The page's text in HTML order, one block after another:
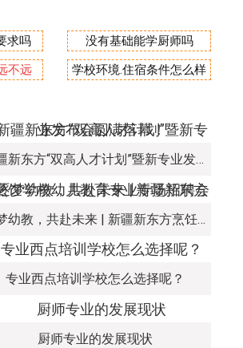
求吗 没有基础能学厨师吗
不远 学校环境.住宿条件怎么样
新疆新东方“双高人才计划”暨新专业发布会圆满落幕！
逐梦幼教，共赴未来 | 新疆新东方烹饪学校幼儿教育专业专场招聘会
专业西点培训学校怎么选择呢？
厨师专业的发展现状